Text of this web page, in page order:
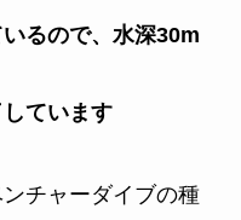
るので、水深30m
ています
チャーダイブの種